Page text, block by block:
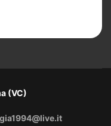
(VC)